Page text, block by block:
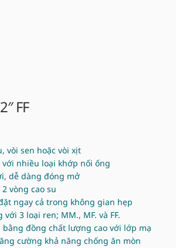
FF
vòi sen hoặc vòi xịt
nhiều loại khớp nối ống
dễ dàng đóng mở
vòng cao su
ngay cả trong không gian hẹp
3 loại ren; MM., MF. và FF.
bằng đồng chất lượng cao với lớp mạ
cường khả năng chống ăn mòn